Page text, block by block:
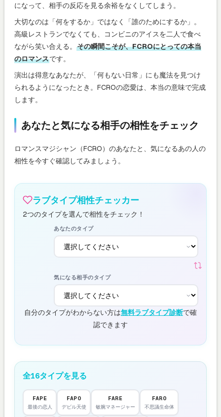
になって、相手の反応を見る余裕をなくしてしまう。
大切なのは「何をするか」ではなく「誰のためにするか」。
高級レストランでなくても、コンビニのアイスを二人で食べ
ながら笑い合える。 その瞬間こそが、FCROにとっての本当
のロマンスです。
演出は得意なあなたが、「何もない日常」にも魔法を見つけ
られるようになったとき。FCROの恋愛は、本当の意味で完成
します。
あなたと気になる相手の相性をチェック
ロマンスマジシャン（FCRO）のあなたと、気になるあの人の
相性を今すぐ確認してみましょう。
ラブタイプ相性チェッカー
2つのタイプを選んで相性をチェック！
あなたのタイプ
気になる相手のタイプ
自分のタイプがわからない方は無料ラブタイプ診断で確
認できます
全16タイプを見る
FAPE
最後の恋人
FAPO
デビル天使
FARE
敏腕マネージャー
FARO
不思議生命体